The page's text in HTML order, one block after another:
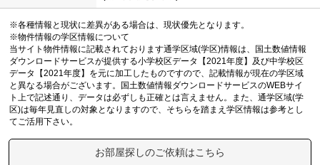
※各種情報と現状に差異がある場合は、現状優先となります。
※物件情報の学区情報について
当サイト物件情報に記載されております通学区域(学区)情報は、国土数値情報
ダウンロードサービスが提供する小学校区データ【2021年度】及び中学校区
データ【2021年度】を元に加工したものですので、記載情報が現在の学区域
と異なる場合がございます。国土数値情報ダウンロードサービスのWEBサイ
ト上で記述通り、データは必ずしも正確とは言えません。また、通学区域(学
区)は毎年見直しの対象となりますので、そちらを踏まえ学区情報は参考とし
てご活用下さい。
お部屋探しのご依頼はこちら